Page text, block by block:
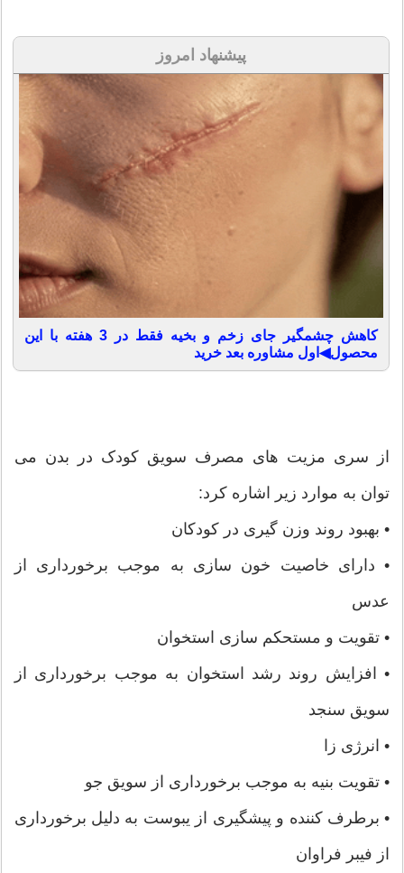
پیشنهاد امروز
کاهش چشمگیر جای زخم و بخیه فقط در 3 هفته با این
محصول◀اول مشاوره بعد خرید
از سری مزیت های مصرف سویق کودک در بدن می
توان به موارد زیر اشاره کرد:
• بهبود روند وزن گیری در کودکان
• دارای خاصیت خون سازی به موجب برخورداری از
عدس
• تقویت و مستحکم سازی استخوان
• افزایش روند رشد استخوان به موجب برخورداری از
سویق سنجد
• انرژی زا
• تقویت بنیه به موجب برخورداری از سویق جو
• برطرف کننده و پیشگیری از یبوست به دلیل برخورداری
از فیبر فراوان